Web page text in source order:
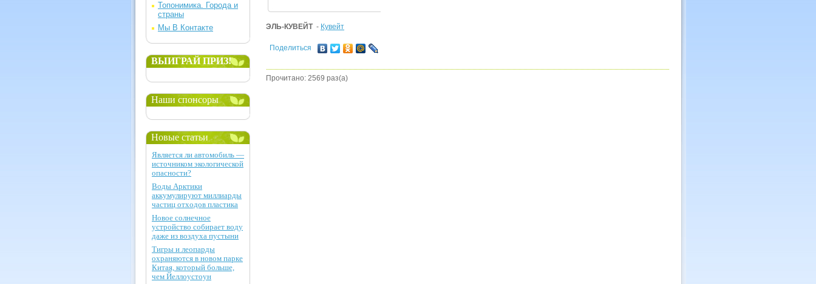
ЭЛЬ-КУВЕЙТ - Кувейт
Поделиться
Прочитано: 2569 раз(а)
Топонимика. Города и
страны
Мы В Контакте
ВЫИГРАЙ ПРИЗ!
Наши спонсоры
Новые статьи
Является ли автомобиль —
источником экологической
опасности?
Воды Арктики
аккумулируют миллиарды
частиц отходов пластика
Новое солнечное
устройство собирает воду
даже из воздуха пустыни
Тигры и леопарды
охраняются в новом парке
Китая, который больше,
чем Йеллоустоун